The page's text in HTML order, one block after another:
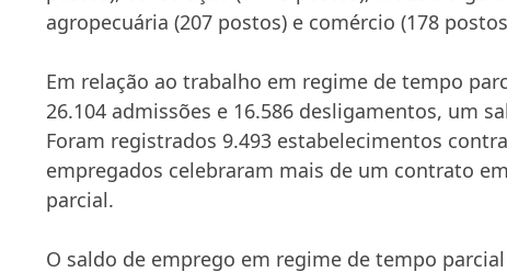
agropecuária (207 postos) e comércio (178
Em relação ao trabalho em regime de tempo
26.104 admissões e 16.586 desligamentos, um
Foram registrados 9.493 estabelecimentos
empregados celebraram mais de um contrato
parcial.
O saldo de emprego em regime de tempo